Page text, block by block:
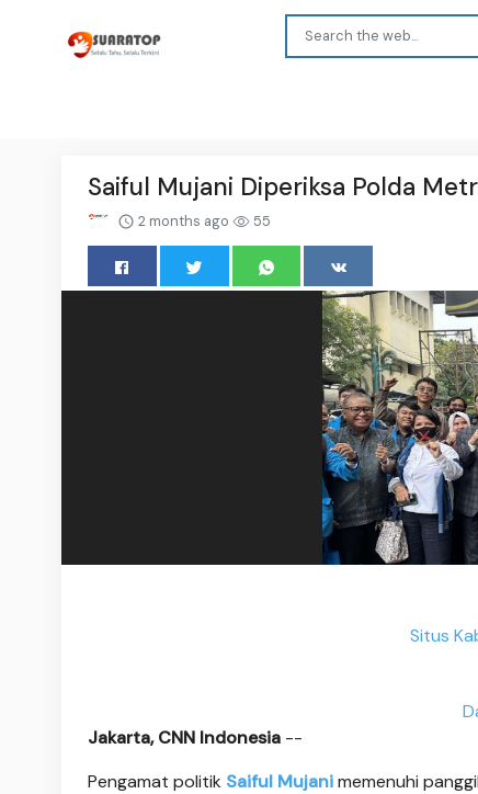
Saiful Mujani Diperiksa Polda
2 months ago 55
Situs
Jakarta, CNN Indonesia --
Pengamat politik Saiful Mujanimemenuhi